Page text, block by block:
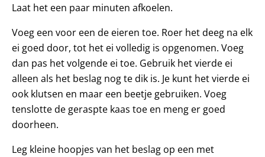
Laat het een paar minuten afkoelen.
Voeg een voor een de eieren toe. Roer het deeg na elk
ei goed door, tot het ei volledig is opgenomen. Voeg
dan pas het volgende ei toe. Gebruik het vierde ei
alleen als het beslag nog te dik is. Je kunt het vierde ei
ook klutsen en maar een beetje gebruiken. Voeg
tenslotte de geraspte kaas toe en meng er goed
doorheen.
Leg kleine hoopjes van het beslag op een met